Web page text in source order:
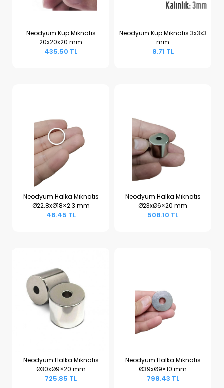
Sepete Ekle
Neodyum Küp Mıknatıs
20x20x20 mm
435.50 TL
Sepete Ekle
Neodyum Küp Mıknatıs 3x3x3
mm
8.71 TL
Sepete Ekle
Neodyum Halka Mıknatıs
Ø22.8xØ18×2.3 mm
46.45 TL
Sepete Ekle
Neodyum Halka Mıknatıs
Ø23xØ6×20 mm
508.10 TL
Sepete Ekle
Neodyum Halka Mıknatıs
Ø30xØ9×20 mm
725.85 TL
Sepete Ekle
Neodyum Halka Mıknatıs
Ø39xØ9×10 mm
798.43 TL